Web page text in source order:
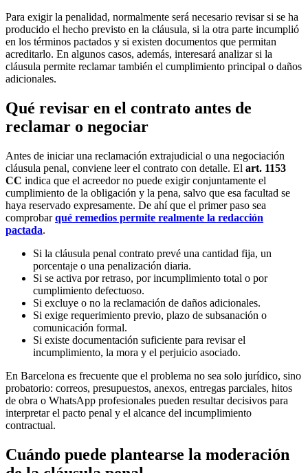
Para exigir la penalidad, normalmente será necesario revisar si se ha
producido el hecho previsto en la cláusula, si la otra parte incumplió
en los términos pactados y si existen documentos que permitan
acreditarlo. En algunos casos, además, interesará analizar si la
cláusula permite reclamar también el cumplimiento principal o daños
adicionales.
Qué revisar en el contrato antes de
reclamar o negociar
Antes de iniciar una reclamación extrajudicial o una negociación
cláusula penal, conviene leer el contrato con detalle. El art. 1153
CC indica que el acreedor no puede exigir conjuntamente el
cumplimiento de la obligación y la pena, salvo que esa facultad se
haya reservado expresamente. De ahí que el primer paso sea
comprobarqué remedios permite realmente la redacción
pactada.
Si la cláusula penal contrato prevé una cantidad fija, un
porcentaje o una penalización diaria.
Si se activa por retraso, por incumplimiento total o por
cumplimiento defectuoso.
Si excluye o no la reclamación de daños adicionales.
Si exige requerimiento previo, plazo de subsanación o
comunicación formal.
Si existe documentación suficiente para revisar el
incumplimiento, la mora y el perjuicio asociado.
En Barcelona es frecuente que el problema no sea solo jurídico, sino
probatorio: correos, presupuestos, anexos, entregas parciales, hitos
de obra o WhatsApp profesionales pueden resultar decisivos para
interpretar el pacto penal y el alcance del incumplimiento
contractual.
Cuándo puede plantearse la moderación